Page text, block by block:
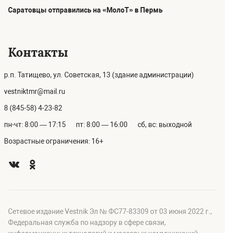
Саратовцы отправились на «МолоТ» в Пермь
Контакты
р.п. Татищево, ул. Советская, 13 (здание администрации)
vestniktmr@mail.ru
8 (845-58) 4-23-82
пн-чт: 8:00 — 17:15 пт: 8:00 — 16:00 сб, вс: выходной
Возрастные ограничения: 16+
Сетевое издание Vestnik Эл № ФС77-83309 от 03 июня 2022 г.,
Федеральная служба по надзору в сфере связи,